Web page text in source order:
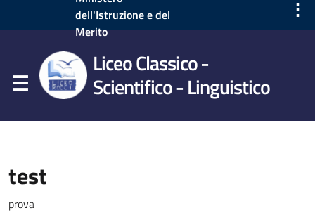
dell'Istruzione e del
Merito
⋮
Liceo Classico -
Scientifico - Linguistico
test
prova